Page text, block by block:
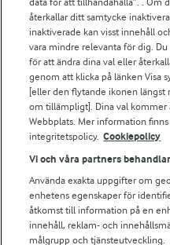
Falbygdens Ost
Arla webbshop
Bildbank
Följ oss
återkallar ditt samtycke
inaktiverade kan visst innehåll
vara mindre relevanta för dig.
för att ändra dina val eller
genom att klicka på länken Visa
[eller den flytande ikonen längst
om tillämpligt]. Dina val
Webbplats. Mer information finns
integritetspolicy. Cookiepolicy
Vi och våra partners
Använda exakta uppgifter om
enhetens egenskaper för
åtkomst till information på en
innehåll, reklam- och
målgrupp och tjänsteutveckling.